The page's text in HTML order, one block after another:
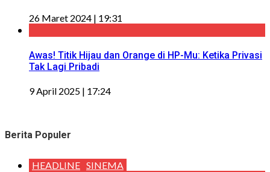
26 Maret 2024 | 19:31
Awas! Titik Hijau dan Orange di HP-Mu: Ketika Privasi
Tak Lagi Pribadi
9 April 2025 | 17:24
Berita Populer
HEADLINE SINEMA